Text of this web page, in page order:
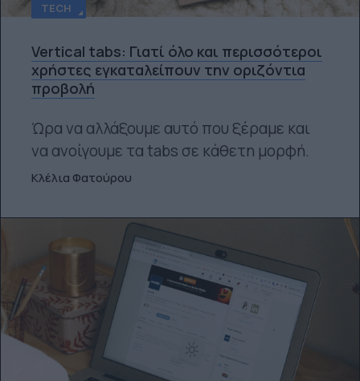
TECH
Vertical tabs: Γιατί όλο και περισσότεροι
χρήστες εγκαταλείπουν την οριζόντια
προβολή
Ώρα να αλλάξουμε αυτό που ξέραμε και
να ανοίγουμε τα tabs σε κάθετη μορφή.
Κλέλια Φατούρου